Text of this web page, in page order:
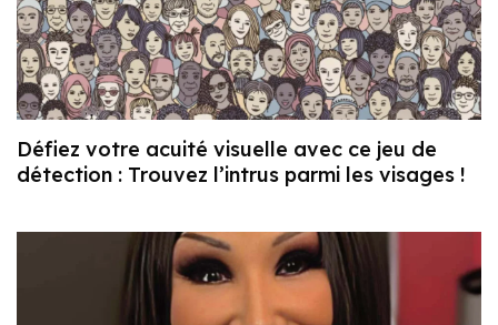
Défiez votre acuité visuelle avec ce jeu de
détection : Trouvez l’intrus parmi les visages !